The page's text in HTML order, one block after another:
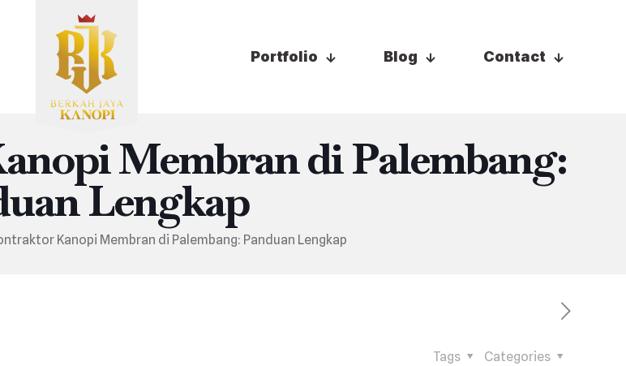
Portfolio Blog Contact
Membran di Palembang:
Lengkap
Kanopi Membran di Palembang: Panduan Lengkap
Categories
Tags